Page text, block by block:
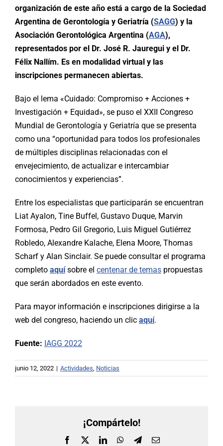
organización de este año está a cargo de la Sociedad
Argentina de Gerontología y Geriatría (SAGG) y la
Asociación Gerontológica Argentina (AGA),
representados por el Dr. José R. Jauregui y el Dr.
Félix Nallím. Es en modalidad virtual y las
inscripciones permanecen abiertas.
Bajo el lema «Cuidado: Compromiso + Acciones +
Investigación + Equidad», se puso el XXII Congreso
Mundial de Gerontología y Geriatría que se presenta
como una “oportunidad para todos los profesionales
de múltiples disciplinas relacionadas con el
envejecimiento, de actualizar e intercambiar
conocimientos y experiencias”.
Entre los especialistas que participarán se encuentran
Liat Ayalon, Tine Buffel, Gustavo Duque, Marvin
Formosa, Pedro Gil Gregorio, Luis Miguel Gutiérrez
Robledo, Alexandre Kalache, Elena Moore, Thomas
Scharf y Alan Sinclair. Se puede consultar el programa
completo aquísobre el centenar de temas propuestas
que serán abordados en este evento.
Para mayor información e inscripciones dirigirse a la
web del congreso, haciendo un clic aquí.
Fuente: IAGG 2022
junio 12, 2022 | Actividades Noticias
¡Compártelo!
Facebook LinkedInWhatsApp
TelegramCorreo